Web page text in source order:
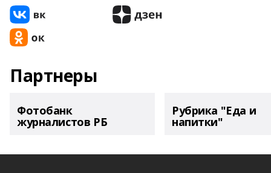
Партнеры
Фотобанк
журналистов РБ
Рубрика "Еда и
напитки"